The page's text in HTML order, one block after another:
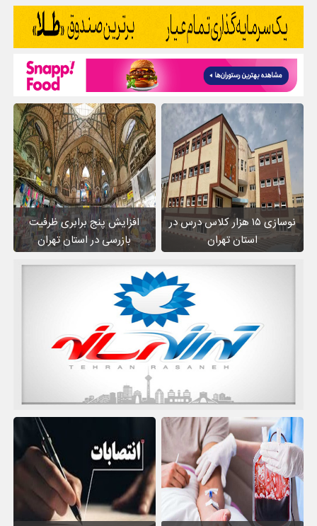
نوسازی ۱۵ هزار کلاس درس در
استان تهران
افزایش پنج برابری ظرفیت
بازرسی در استان تهران